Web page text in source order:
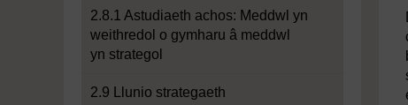
2.8.1 Astudiaeth achos: Meddwl yn
weithredol o gymharu â meddwl
yn strategol
2.9 Llunio strategaeth